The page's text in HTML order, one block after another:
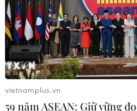
Sở hữu trí tuệ
Quy
RSS
Hỗ trợ
Ngôn ngữ
Dịch vụ tin
Liên hệ
vietnamplus.vn
59 năm ASEAN: Giữ vững